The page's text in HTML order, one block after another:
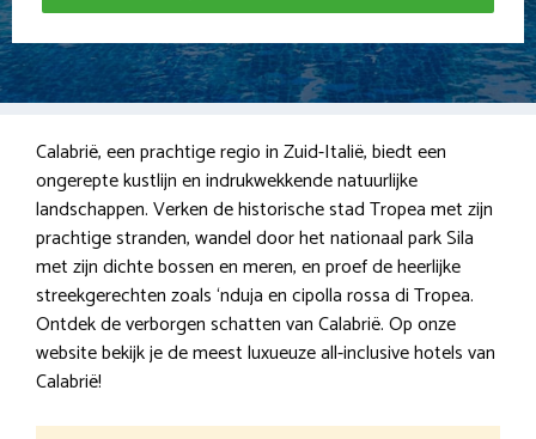
Calabrië, een prachtige regio in Zuid-Italië, biedt een
ongerepte kustlijn en indrukwekkende natuurlijke
landschappen. Verken de historische stad Tropea met zijn
prachtige stranden, wandel door het nationaal park Sila
met zijn dichte bossen en meren, en proef de heerlijke
streekgerechten zoals ‘nduja en cipolla rossa di Tropea.
Ontdek de verborgen schatten van Calabrië. Op onze
website bekijk je de meest luxueuze all-inclusive hotels van
Calabrië!